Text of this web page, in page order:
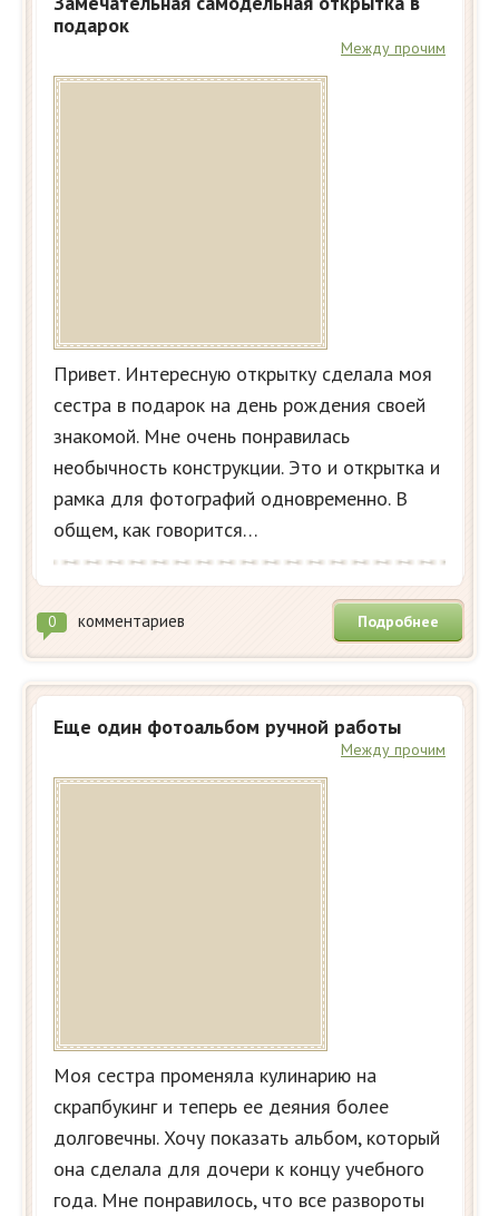
подарок
Между прочим
Привет. Интересную открытку сделала моя
сестра в подарок на день рождения своей
знакомой. Мне очень понравилась
необычность конструкции. Это и открытка и
рамка для фотографий одновременно. В
общем, как говорится…
0 комментариев Подробнее
Еще один фотоальбом ручной работы
Между прочим
Моя сестра променяла кулинарию на
скрапбукинг и теперь ее деяния более
долговечны. Хочу показать альбом, который
она сделала для дочери к концу учебного
года. Мне понравилось, что все развороты